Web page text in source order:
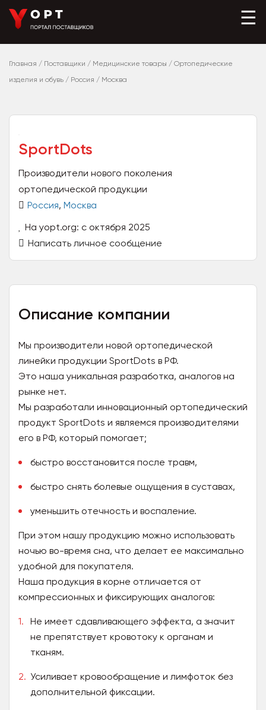
☰
Главная / Поставщики / Медицинские товары / Ортопедические
изделия и обувь / Россия / Москва
SportDots
Производители нового поколения
ортопедической продукции
Россия, Москва
На yopt.org: с октября 2025
Написать личное сообщение
Описание компании
Мы производители новой ортопедической
линейки продукции SportDots в РФ.
Это наша уникальная разработка, аналогов на
рынке нет.
Мы разработали инновационный ортопедический
продукт SportDots и являемся производителями
его в РФ, который помогает;
быстро восстановится после травм,
быстро снять болевые ощущения в суставах,
уменьшить отечность и воспаление.
При этом нашу продукцию можно использовать
ночью во-время сна, что делает ее максимально
удобной для покупателя.
Наша продукция в корне отличается от
компрессионных и фиксирующих аналогов:
Не имеет сдавливающего эффекта, а значит
не препятствует кровотоку к органам и
тканям.
Усиливает кровообращение и лимфоток без
дополнительной фиксации.